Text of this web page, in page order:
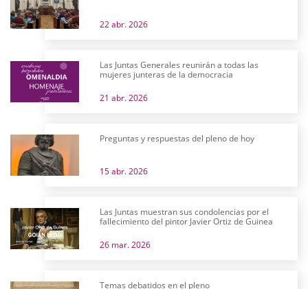
22 abr. 2026
Las Juntas Generales reunirán a todas las
mujeres junteras de la democracia
21 abr. 2026
Preguntas y respuestas del pleno de hoy
15 abr. 2026
Las Juntas muestran sus condolencias por el
fallecimiento del pintor Javier Ortiz de Guinea
26 mar. 2026
Temas debatidos en el pleno